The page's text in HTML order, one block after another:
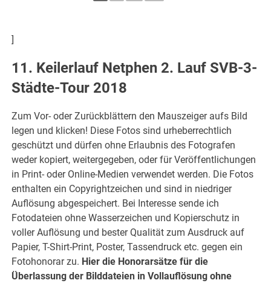
]
11. Keilerlauf Netphen 2. Lauf SVB-3-
Städte-Tour 2018
Zum Vor- oder Zurückblättern den Mauszeiger aufs Bild
legen und klicken! Diese Fotos sind urheberrechtlich
geschützt und dürfen ohne Erlaubnis des Fotografen
weder kopiert, weitergegeben, oder für Veröffentlichungen
in Print- oder Online-Medien verwendet werden. Die Fotos
enthalten ein Copyrightzeichen und sind in niedriger
Auflösung abgespeichert. Bei Interesse sende ich
Fotodateien ohne Wasserzeichen und Kopierschutz in
voller Auflösung und bester Qualität zum Ausdruck auf
Papier, T-Shirt-Print, Poster, Tassendruck etc. gegen ein
Fotohonorar zu. Hier die Honorarsätze für die
Überlassung der Bilddateien in Vollauflösung ohne